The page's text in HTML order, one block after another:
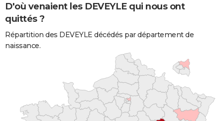
D'où venaient les DEVEYLE qui nous ont
quittés ?
Répartition des DEVEYLE décédés par département de
naissance.